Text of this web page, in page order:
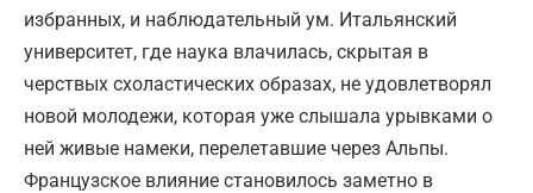
избранных, и наблюдательный ум. Итальянский
университет, где наука влачилась, скрытая в
черствых схоластических образах, не удовлетворял
новой молодежи, которая уже слышала урывками о
ней живые намеки, перелетавшие через Альпы.
Французское влияние становилось заметно в